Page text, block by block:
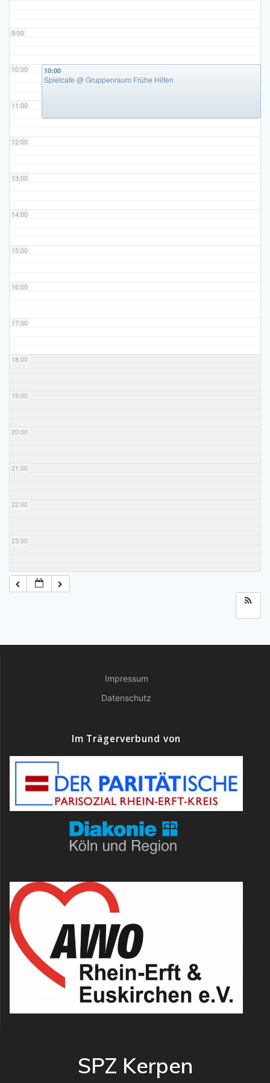
9:00
10:00
11:00
12:00
13:00
14:00
15:00
16:00
17:00
18:00
19:00
20:00
21:00
22:00
23:00
10:00
Spielcafe @ Gruppenraum Frühe Hilfen
Impressum
Datenschutz
Im Trägerverbund von
SPZ Kerpen